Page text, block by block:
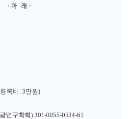
- 아 래 -
록비: 3만원)
연구학회) 301-0055-0534-61